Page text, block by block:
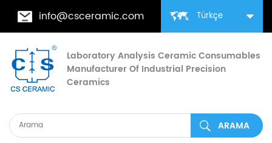
Türkçe
info@csceramic.com
Laboratory Analysis Ceramic Consumables
Manufacturer Of Industrial Precision
Ceramics